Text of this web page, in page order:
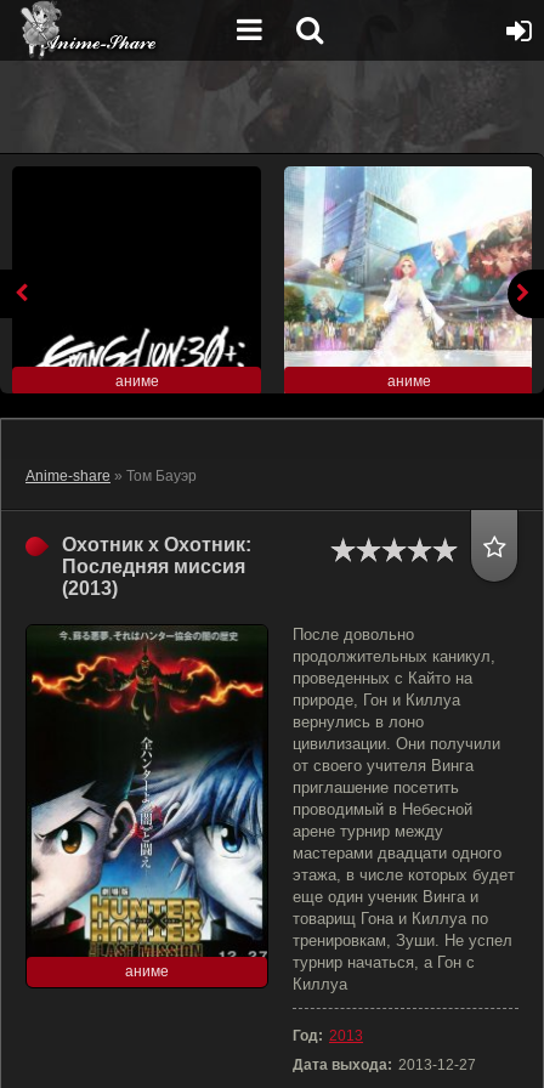
аниме аниме
Anime-share » Том Бауэр
Охотник х Охотник:
Последняя миссия
(2013)
аниме
После довольно
продолжительных каникул,
проведенных с Кайто на
природе, Гон и Киллуа
вернулись в лоно
цивилизации. Они получили
от своего учителя Винга
приглашение посетить
проводимый в Небесной
арене турнир между
мастерами двадцати одного
этажа, в числе которых будет
еще один ученик Винга и
товарищ Гона и Киллуа по
тренировкам, Зуши. Не успел
турнир начаться, а Гон с
Киллуа
Год: 2013
Дата выхода: 2013-12-27